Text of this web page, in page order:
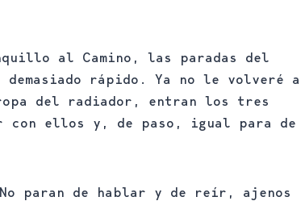
al Camino, las paradas del
rápido. Ya no le volveré a
del radiador, entran los tres
con ellos y, de paso, igual para de
paran de hablar y de reír, ajenos